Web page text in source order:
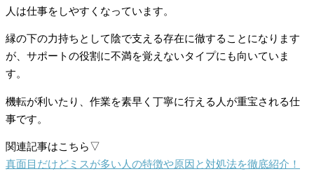
人は仕事をしやすくなっています。
縁の下の力持ちとして陰で支える存在に徹することになります
が、サポートの役割に不満を覚えないタイプにも向いていま
す。
機転が利いたり、作業を素早く丁寧に行える人が重宝される仕
事です。
関連記事はこちら▽
真面目だけどミスが多い人の特徴や原因と対処法を徹底紹介！